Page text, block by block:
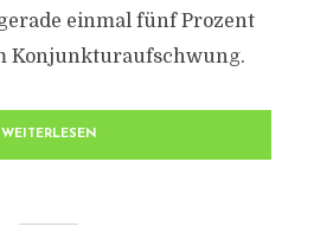
einmal fünf Prozent
Konjunkturaufschwung.
WEITERLESEN